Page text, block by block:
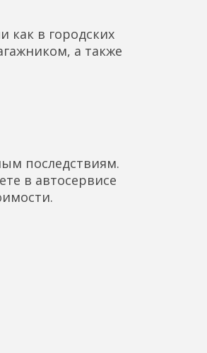
как в городских
а также
последствиям.
в автосервисе